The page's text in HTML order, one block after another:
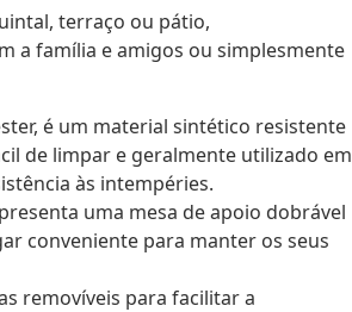
terraço ou pátio,
a família e amigos ou simplesmente
é um material sintético resistente
de limpar e geralmente utilizado em
às intempéries.
uma mesa de apoio dobrável
conveniente para manter os seus
removíveis para facilitar a